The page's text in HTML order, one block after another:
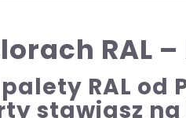
RAL
RAL
stawiasz